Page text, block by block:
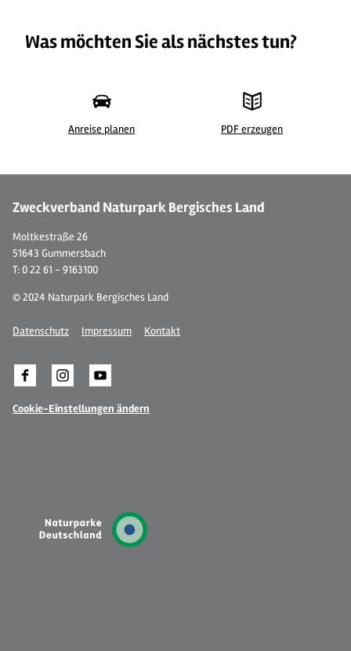
Was möchten Sie als nächstes tun?
Anreise planen PDF erzeugen
Zweckverband Naturpark Bergisches Land
Moltkestraße 26
51643 Gummersbach
T: 0 22 61 - 9163100
© 2024 Naturpark Bergisches Land
Datenschutz Impressum Kontakt
Cookie-Einstellungen ändern